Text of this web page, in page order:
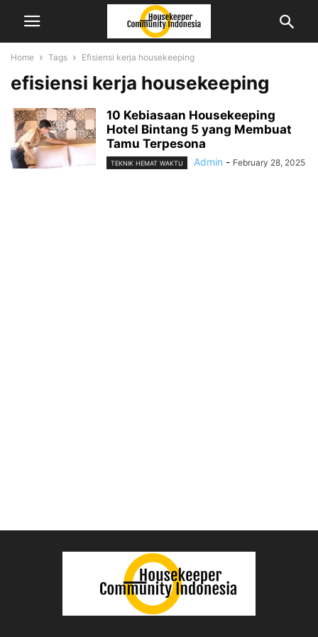
Home Tags Efisiensi kerja housekeeping
efisiensi kerja housekeeping
10 Kebiasaan Housekeeping
Hotel Bintang 5 yang Membuat
Tamu Terpesona
TEKNIK HEMAT WAKTU Admin - February 28, 2025